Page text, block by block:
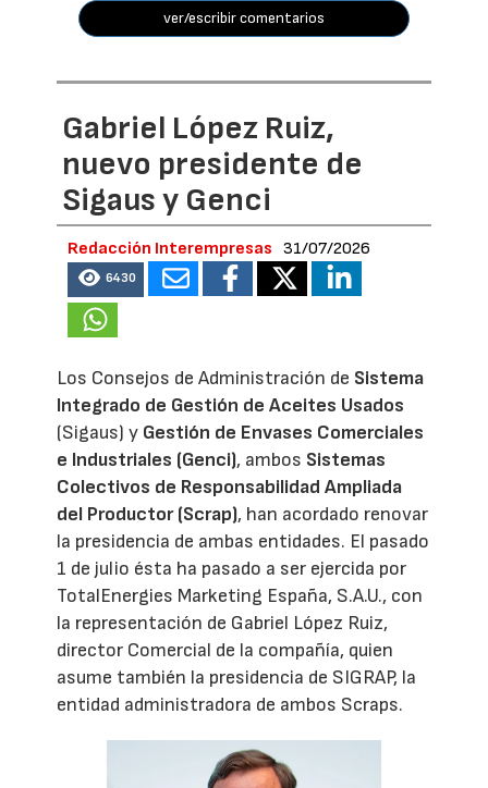
ver/escribir comentarios
Gabriel López Ruiz,
nuevo presidente de
Sigaus y Genci
Redacción Interempresas 31/07/2026
6430
Los Consejos de Administración de Sistema
Integrado de Gestión de Aceites Usados
(Sigaus) y Gestión de Envases Comerciales
e Industriales (Genci), ambos Sistemas
Colectivos de Responsabilidad Ampliada
del Productor (Scrap), han acordado renovar
la presidencia de ambas entidades. El pasado
1 de julio ésta ha pasado a ser ejercida por
TotalEnergies Marketing España, S.A.U., con
la representación de Gabriel López Ruiz,
director Comercial de la compañía, quien
asume también la presidencia de SIGRAP, la
entidad administradora de ambos Scraps.